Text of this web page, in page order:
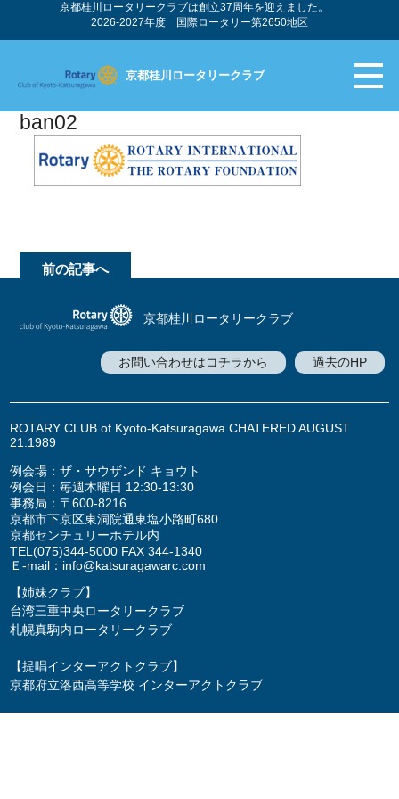
京都桂川ロータリークラブは創立37周年を迎えました。
2026-2027年度 国際ロータリー第2650地区
京都桂川ロータリークラブ
ban02
前の記事へ
京都桂川ロータリークラブ
過去のHP
お問い合わせはコチラから
ROTARY CLUB of Kyoto-Katsuragawa CHATERED AUGUST
21.1989
例会場：ザ・サウザンド キョウト
例会日：毎週木曜日 12:30-13:30
事務局：〒600-8216
京都市下京区東洞院通東塩小路町680
京都センチュリーホテル内
TEL(075)344-5000 FAX 344-1340
Ｅ-mail： info@katsuragawarc.com
【姉妹クラブ】
台湾三重中央ロータリークラブ
札幌真駒内ロータリークラブ
【提唱インターアクトクラブ】
京都府立洛西高等学校 インターアクトクラブ